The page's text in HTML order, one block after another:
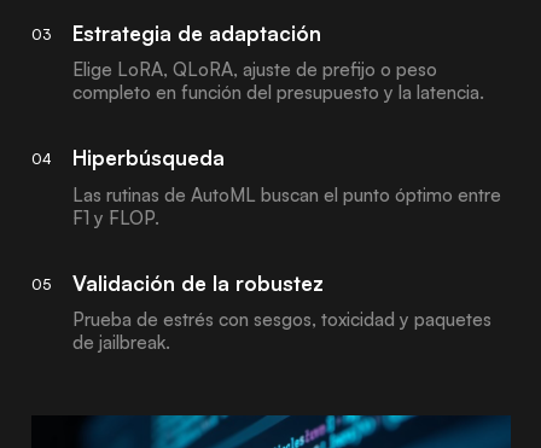
03 Estrategia de adaptación
Elige LoRA, QLoRA, ajuste de prefijo o peso
completo en función del presupuesto y la latencia.
04 Hiperbúsqueda
Las rutinas de AutoML buscan el punto óptimo entre
F1 y FLOP.
05 Validación de la robustez
Prueba de estrés con sesgos, toxicidad y paquetes
de jailbreak.